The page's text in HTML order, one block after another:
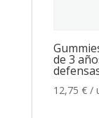
de 3
12,75 € /